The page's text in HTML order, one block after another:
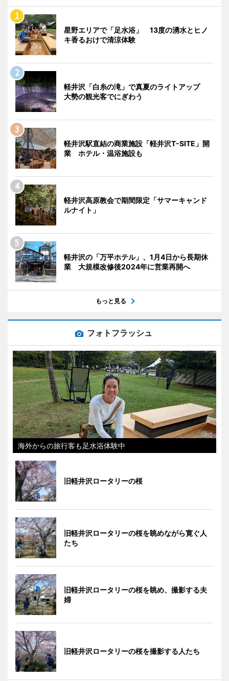
星野エリアで「足水浴」 13度の湧水とヒノ
キ香るおけで清涼体験
軽井沢「白糸の滝」で真夏のライトアップ
大勢の観光客でにぎわう
軽井沢駅直結の商業施設「軽井沢T-SITE」開
業 ホテル・温浴施設も
軽井沢高原教会で期間限定「サマーキャンド
ルナイト」
軽井沢の「万平ホテル」、1月4日から長期休
業 大規模改修後2024年に営業再開へ
もっと見る
フォトフラッシュ
海外からの旅行客も足水浴体験中
旧軽井沢ロータリーの桜
旧軽井沢ロータリーの桜を眺めながら寛ぐ人
たち
旧軽井沢ロータリーの桜を眺め、撮影する夫
婦
旧軽井沢ロータリーの桜を撮影する人たち